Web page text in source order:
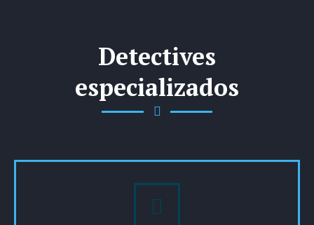
Detectives
especializados